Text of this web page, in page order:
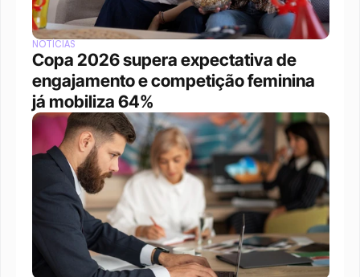
NOTÍCIAS
Copa 2026 supera expectativa de
engajamento e competição feminina
já mobiliza 64%